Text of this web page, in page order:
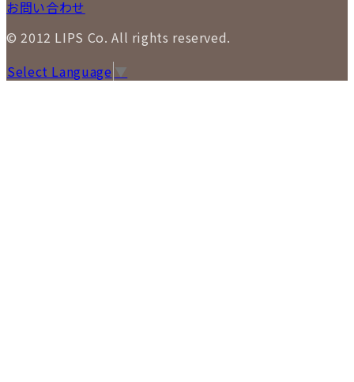
お問い合わせ
© 2012 LIPS Co. All rights reserved.
Select Language ▼